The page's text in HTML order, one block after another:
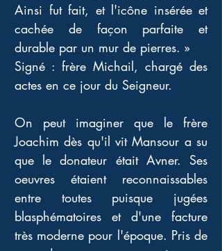
Ainsi fut fait, et l'icône insérée et
cachée de façon parfaite et
durable par un mur de pierres. »
Signé : frère Michail, chargé des
actes en ce jour du Seigneur.
On peut imaginer que le frère
Joachim dès qu'il vit Mansour a su
que le donateur était Avner. Ses
oeuvres étaient reconnaissables
entre toutes puisque jugées
blasphématoires et d'une facture
très moderne pour l'époque. Pris de